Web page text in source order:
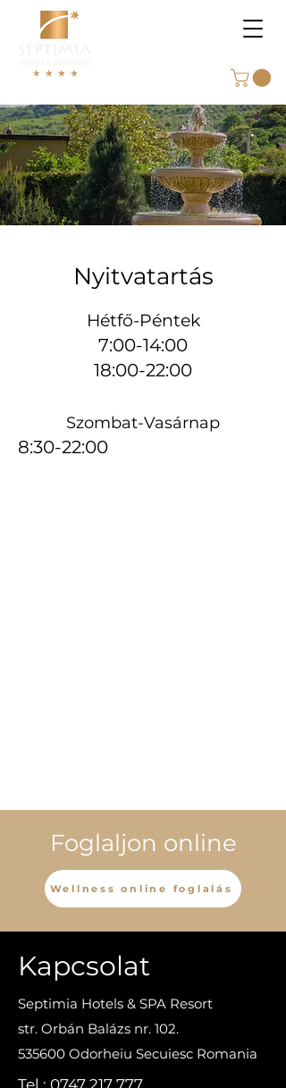
Nyitvatartás
Hétfő-Péntek
7:00-14:00
18:00-22:00
Szombat-Vasárnap
8:30-22:00
Foglaljon online
Wellness online foglalás
Kapcsolat
Septimia Hotels & SPA Resort
str. Orbán Balázs nr. 102.
535600 Odorheiu Secuiesc Romania